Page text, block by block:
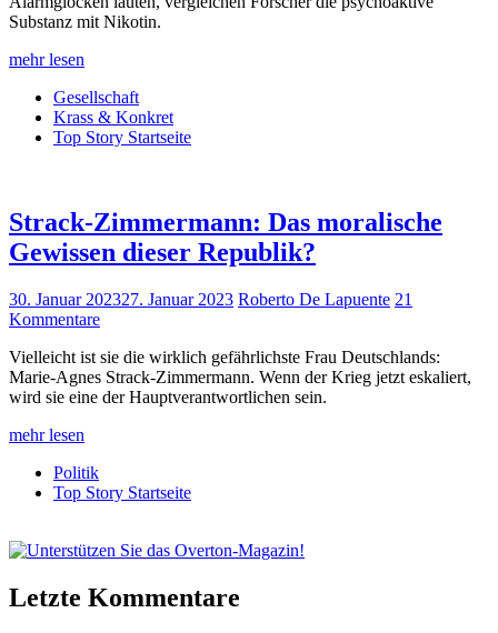
Substanz mit Nikotin.
mehr lesen
Gesellschaft
Krass & Konkret
Top Story Startseite
Strack-Zimmermann: Das moralische
Gewissen dieser Republik?
30. Januar 202327. Januar 2023 Roberto De Lapuente 21
Kommentare
Vielleicht ist sie die wirklich gefährlichste Frau Deutschlands:
Marie-Agnes Strack-Zimmermann. Wenn der Krieg jetzt eskaliert,
wird sie eine der Hauptverantwortlichen sein.
mehr lesen
Politik
Top Story Startseite
Letzte Kommentare